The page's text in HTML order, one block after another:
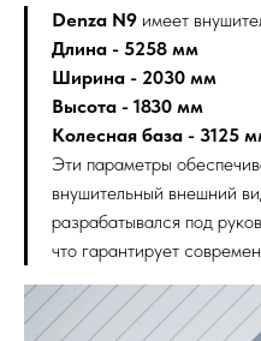
Denza N9 имеет
Длина - 5258 мм
Ширина - 2030 мм
Высота - 1830 мм
Колесная база - 3125
Эти параметры
внушительный внешний
разрабатывался под
что гарантирует